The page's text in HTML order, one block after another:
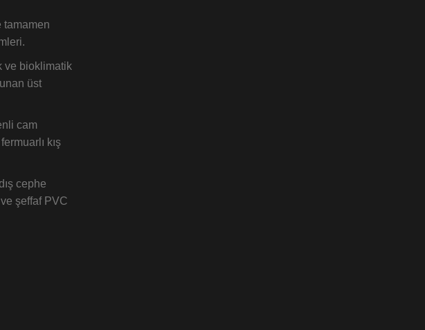
tamamen
ve bioklimatik
üst
cam
kış
cephe
şeffaf PVC